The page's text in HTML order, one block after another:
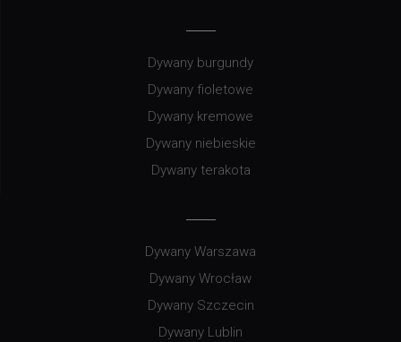
Dywany burgundy
Dywany fioletowe
Dywany kremowe
Dywany niebieskie
Dywany terakota
Dywany Warszawa
Dywany Wrocław
Dywany Szczecin
Dywany Lublin